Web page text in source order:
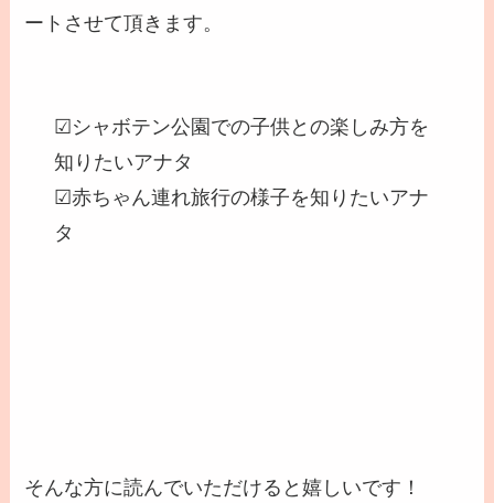
ートさせて頂きます。
☑︎シャボテン公園での子供との楽しみ方を
知りたいアナタ
☑︎赤ちゃん連れ旅行の様子を知りたいアナ
タ
そんな方に読んでいただけると嬉しいです！